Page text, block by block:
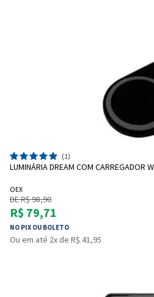
(1)
LUMINÁRIA DREAM COM CARREGADOR
OEX
DE R$ 98,90
R$ 79,71
NO PIX OU BOLETO
Ou em até 2x de R$ 41,95